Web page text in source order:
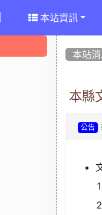
本站資訊
本站消
本縣
公告